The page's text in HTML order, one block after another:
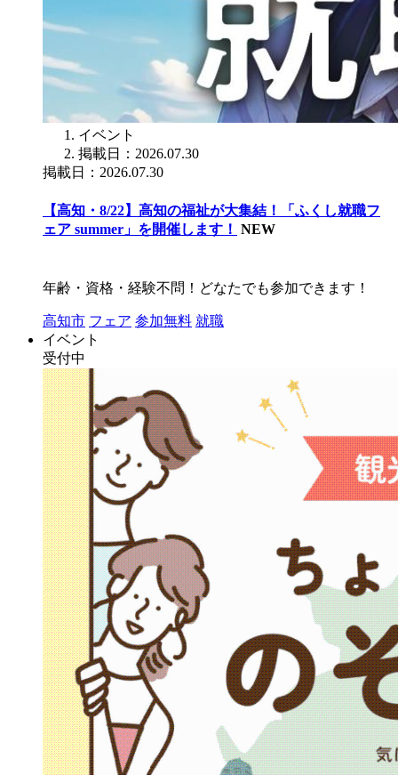
イベント
掲載日：2026.07.30
掲載日：2026.07.30
【高知・8/22】高知の福祉が大集結！「ふくし就職フ
ェア summer」を開催します！ NEW
年齢・資格・経験不問！どなたでも参加できます！
高知市 フェア 参加無料 就職
イベント
受付中